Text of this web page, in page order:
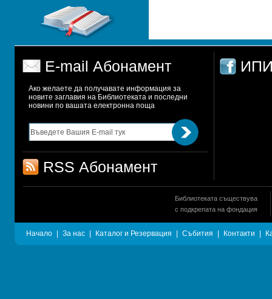
E-mail Абонамент
Ако желаете да получавате информация за
новите заглавия на Библиотеката и последни
новини по вашата електронна поща
RSS Абонамент
ИПИ
Библиотеката съществува
с подкрепата на фондация
Начало За нас Каталог и Резервация Събития Контакти